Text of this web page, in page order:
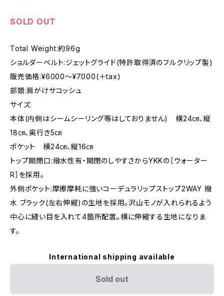
SOLD OUT
Total Weight:約96g
ショルダーベルト:ジェットグライド(特許取得済のフルクリップ製)
販売価格:¥6000〜¥7000(＋tax)
部類:肩がけサコッシュ
サイズ:
本体(内側はシームシーリング等はしておりません) 横24㎝、縦
18㎝、奥行き5㎝
ポケット 横24㎝、縦16㎝
トップ開閉口:撥水性有・開閉のしやすさからYKKの［ウォーター
R］を採用。
外側ポケット:摩擦摩耗に強いコーデュラリップストップ2WAY 撥
水 ブラック(左右伸縮)の生地を採用。沢山モノが入れられるよう
中心に縫い目を入れて4箇所配置。横に伸縮する生地になりま
す。
International shipping available
Sold out